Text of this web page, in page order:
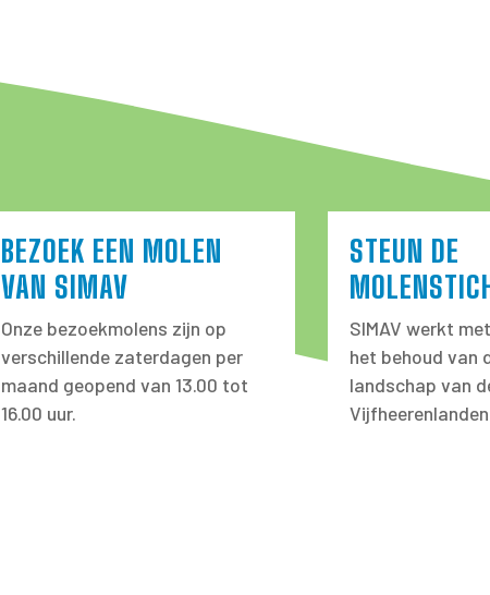
BEZOEK EEN MOLEN
VAN SIMAV
Onze bezoekmolens zijn op
verschillende zaterdagen per
maand geopend van 13.00 tot
16.00 uur.
STEUN DE
SIMAV werkt
het behoud van
landschap van